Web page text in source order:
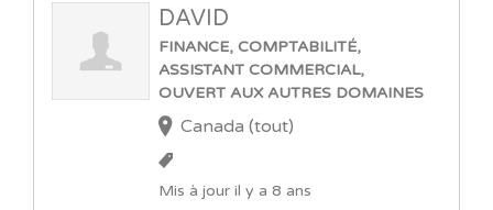
DAVID
FINANCE, COMPTABILITÉ,
ASSISTANT COMMERCIAL,
OUVERT AUX AUTRES DOMAINES
Canada (tout)
Mis à jour il y a 8 ans